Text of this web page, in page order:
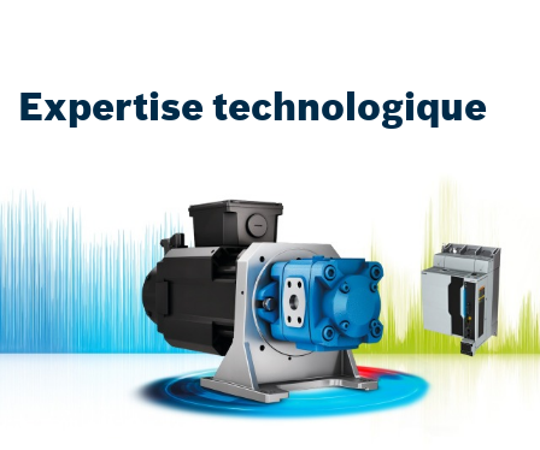
Expertise technologique